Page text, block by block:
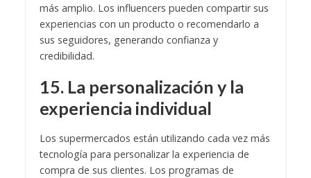
más amplio. Los influencers pueden compartir sus
experiencias con un producto o recomendarlo a
sus seguidores, generando confianza y
credibilidad.
15. La personalización y la
experiencia individual
Los supermercados están utilizando cada vez más
tecnología para personalizar la experiencia de
compra de sus clientes. Los programas de